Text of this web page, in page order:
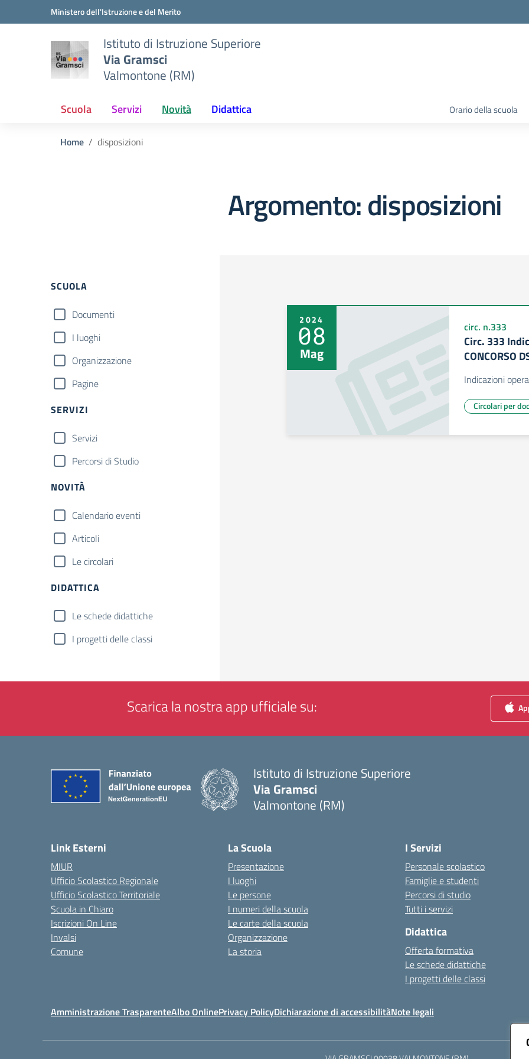
Vai ai contenuti
Vai al menu di navigazioneMinistero dell'Istruzione e del Merito
Istituto di Istruzione Superiore
Via Gramsci
Valmontone (RM)
Scuola Servizi Novità Didattica Orario della scuola
Home disposizioni
Argomento: disposizioni
Filtri
SCUOLA
Documenti
I luoghi
Organizzazione
Pagine
SERVIZI
Servizi
Percorsi di Studio
NOVITÀ
Calendario eventi
Articoli
Le circolari
DIDATTICA
Le schede didattiche
I progetti delle classi
2024
08
Mag
circ. n.333
Circ. 333
CONCORSO
Indicazioni
Circolari per
Scarica la nostra app ufficiale su:
Istituto di Istruzione Superiore
Via Gramsci
Valmontone (RM)
Link Esterni
MIUR
Ufficio Scolastico Regionale
Ufficio Scolastico Territoriale
Scuola in Chiaro
Iscrizioni On Line
Invalsi
Comune
La Scuola
Presentazione
I luoghi
Le persone
I numeri della scuola
Le carte della scuola
Organizzazione
La storia
I Servizi
Personale scolastico
Famiglie e studenti
Percorsi di studio
Tutti i servizi
Didattica
Offerta formativa
Le schede didattiche
I progetti delle classi
Amministrazione TrasparenteAlbo OnlinePrivacy PolicyDichiarazione di accessibilitàNote legali